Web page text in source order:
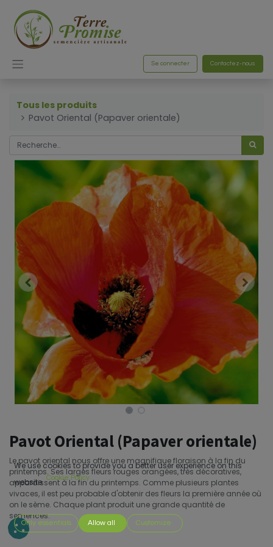
Se connecter Contactez-nous
Tous les produits
Pavot Oriental (Papaver orientale)
Pavot Oriental (Papaver orientale)
Le pavot oriental nous offre une magnifique floraison à la fin du
printemps. Ses larges fleurs rouges orangées, très décoratives,
apparaissent à la fin du printemps. Comme plusieurs plantes
vivaces, il est peu probable d'obtenir des fleurs la première année où
on le sème. Chaque plant produit une grande quantité de
semences.
We use cookies to provide you a better user experience on this
website. Cookie Policy
Only essentials Allow all Customize